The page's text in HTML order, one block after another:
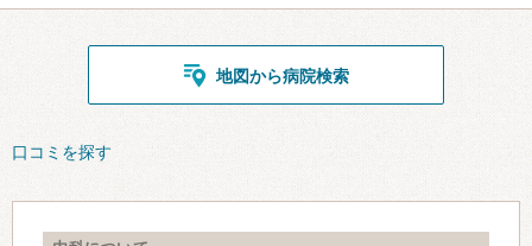
地図から病院検索
口コミを探す